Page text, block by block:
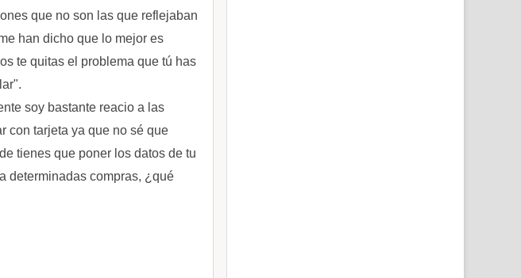
que no son las que reflejaban
han dicho que lo mejor es
te quitas el problema que tú has
soy bastante reacio a las
con tarjeta ya que no sé que
tienes que poner los datos de tu
determinadas compras, ¿qué